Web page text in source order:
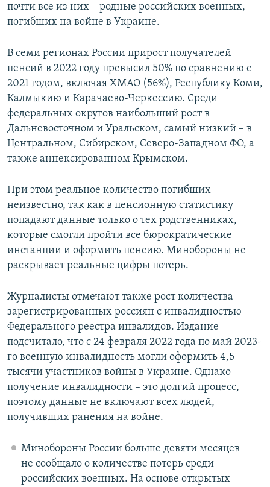
почти все из них – родные российских военных,
погибших на войне в Украине.
В семи регионах России прирост получателей
пенсий в 2022 году превысил 50% по сравнению с
2021 годом, включая ХМАО (56%), Республику Коми,
Калмыкию и Карачаево-Черкессию. Среди
федеральных округов наибольший рост в
Дальневосточном и Уральском, самый низкий – в
Центральном, Сибирском, Северо-Западном ФО, а
также аннексированном Крымском.
При этом реальное количество погибших
неизвестно, так как в пенсионную статистику
попадают данные только о тех родственниках,
которые смогли пройти все бюрократические
инстанции и оформить пенсию. Минобороны не
раскрывает реальные цифры потерь.
Журналисты отмечают также рост количества
зарегистрированных россиян с инвалидностью
Федерального реестра инвалидов. Издание
подсчитало, что с 24 февраля 2022 года по май 2023-
го военную инвалидность могли оформить 4,5
тысячи участников войны в Украине. Однако
получение инвалидности – это долгий процесс,
поэтому данные не включают всех людей,
получивших ранения на войне.
Минобороны России больше девяти месяцев
не сообщало о количестве потерь среди
российских военных. На основе открытых